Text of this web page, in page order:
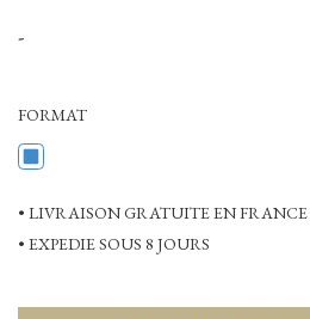
-
FORMAT
• LIVRAISON GRATUITE EN FRANCE
• EXPEDIE SOUS 8 JOURS